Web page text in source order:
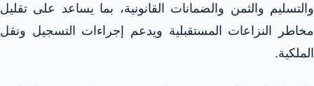
والتسليم والثمن والضمانات القانونية، بما يساعد على تقليل
مخاطر النزاعات المستقبلية ويدعم إجراءات التسجيل ونقل
الملكية.